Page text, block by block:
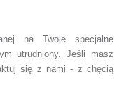
na Twoje specjalne
utrudniony. Jeśli masz
się z nami - z chęcią